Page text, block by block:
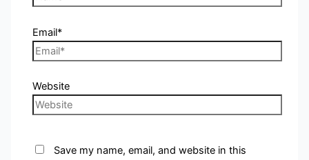
Email*
Website
Save my name, email, and website in this